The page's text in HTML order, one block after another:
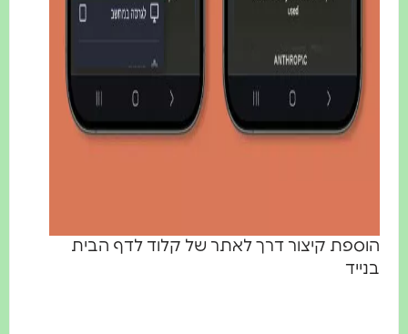
הוספת קיצור דרך לאתר של קלוד לדף הבית
בנייד